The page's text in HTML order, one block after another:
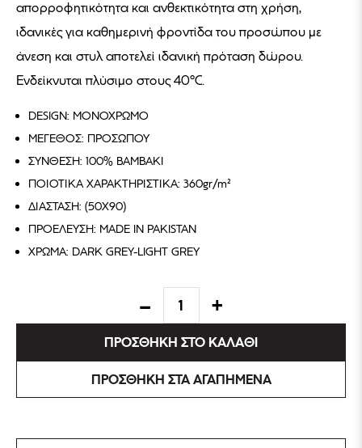
απορροφητικότητα και ανθεκτικότητα στη χρήση,
ιδανικές για καθημερινή φροντίδα του προσώπου με
άνεση και στυλ αποτελεί ιδανική πρόταση δώρου.
Ενδείκνυται πλύσιμο στους 40°C.
DESIGN: ΜΟΝΟΧΡΩΜΟ
ΜΕΓΕΘΟΣ: ΠΡΟΣΩΠΟΥ
ΣΥΝΘΕΣΗ: 100% ΒΑΜΒΑΚΙ
ΠΟΙΟΤΙΚΑ ΧΑΡΑΚΤΗΡΙΣΤΙΚΑ: 360gr/m²
ΔΙΑΣΤΑΣΗ: (50X90)
ΠΡΟΕΛΕΥΣΗ: MADE IN PAKISTAN
ΧΡΩΜΑ: DARK GREY-LIGHT GREY
ΠΡΟΣΘΗΚΗ ΣΤΟ ΚΑΛΑΘΙ
ΠΡΟΣΘΗΚΗ ΣΤΑ ΑΓΑΠΗΜΕΝΑ